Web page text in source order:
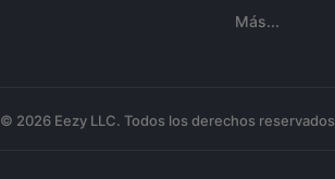
Más...
© 2026 Eezy LLC. Todos los derechos reservados